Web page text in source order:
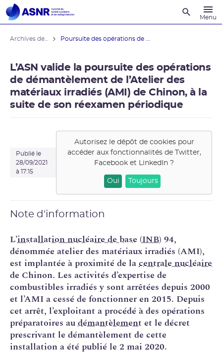
Menu
Poursuite des opérations de ...
L’ASN valide la poursuite des opérations
de démantèlement de l’Atelier des
matériaux irradiés (AMI) de Chinon, à la
suite de son réexamen périodique
Publié le
28/09/2021
à 17:15
Autorisez le dépôt de cookies pour
accéder aux fonctionnalités de Twitter,
Facebook et LinkedIn ?
Oui Toujours
Note d'information
L’installation nucléaire de base (INB) 94,
dénommée atelier des matériaux irradiés (AMI),
est implantée à proximité de lacentrale nucléaire
de Chinon. Les activités d’expertise de
combustibles irradiés y sont arrêtées depuis 2000
et l’AMI a cessé de fonctionner en 2015. Depuis
cet arrêt, l’exploitant a procédé à des opérations
préparatoires audémantèlementet le décret
prescrivant le démantèlement de cette
installation a été publié le 2 mai 2020.